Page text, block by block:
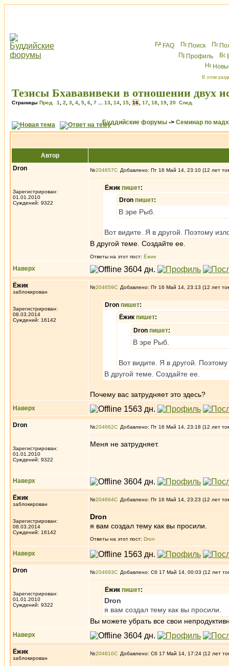
FAQ Поиск
Профиль
В этом
Тезисы Бхававивеки в отношении двух
Страницы Пред. 1 2 3 4 5 6 7 13 14 15 16 17 18 19 20 След.
Буддийские форумы -> Семинар по
Автор
Dron
Зарегистрирован:
01.01.2010
Суждений: 9322
№204657 Добавлено: Пт 16 Май 14, 23:10 (12 лет
Ёжик пишет:
Dron пишет:
В эре Рыб.
Вот видите. Я в другой. Поэтому
В другой теме. Создайте ее.
Ответы на этот пост: Ёжик
Наверх
Ёжик
заблокирован
Зарегистрирован:
08.03.2014
Суждений: 16142
№204659 Добавлено: Пт 16 Май 14, 23:13 (12 лет
Dron пишет:
Ёжик пишет:
Dron пишет:
В эре Рыб.
Вот видите. Я в другой.
В другой теме. Создайте ее.
Почему вас затрудняет это здесь?
Наверх
Dron
Зарегистрирован:
01.01.2010
Суждений: 9322
№204662 Добавлено: Пт 16 Май 14, 23:18 (12 лет
Меня не затрудняет.
Наверх
Ёжик
заблокирован
Зарегистрирован:
08.03.2014
Суждений: 16142
№204664 Добавлено: Пт 16 Май 14, 23:23 (12 лет
Dron
я вам создал тему как вы просили.
Ответы на этот пост: Dron
Наверх
Dron
Зарегистрирован:
01.01.2010
Суждений: 9322
№204693 Добавлено: Сб 17 Май 14, 00:03 (12 лет
Ёжик пишет:
Dron
я вам создал тему как вы просили.
Вы можете убрать все свои
Наверх
Ёжик
заблокирован
№204810 Добавлено: Сб 17 Май 14, 17:24 (12 лет